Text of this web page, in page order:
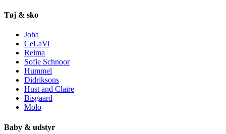
Tøj & sko
Joha
CeLaVi
Reima
Sofie Schnoor
Hummel
Didriksons
Hust and Claire
Bisgaard
Molo
Baby & udstyr